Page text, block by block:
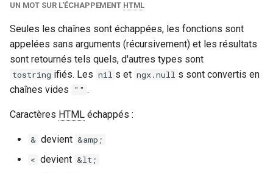
ts
tuning
unzstd
Sortie
Lua
Sortie
Pages Serveur Lua (LSP)
nginx.conf :
UN MOT SUR L'ÉCHAPPEMENT HTML
Seules les chaînes sont échappées, les fonctions sont
appelées sans arguments (récursivement) et les résultats
sont retournés tels quels, d'autres types sont
tostring ifiés. Les nil s et ngx.null s sont convertis en
chaînes vides
"" .
Caractères HTML échappés :
& devient &amp;
< devient &lt;